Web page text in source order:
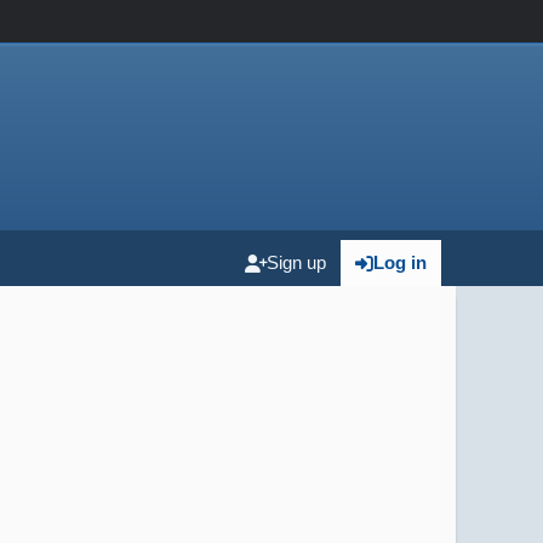
Log in
Sign up